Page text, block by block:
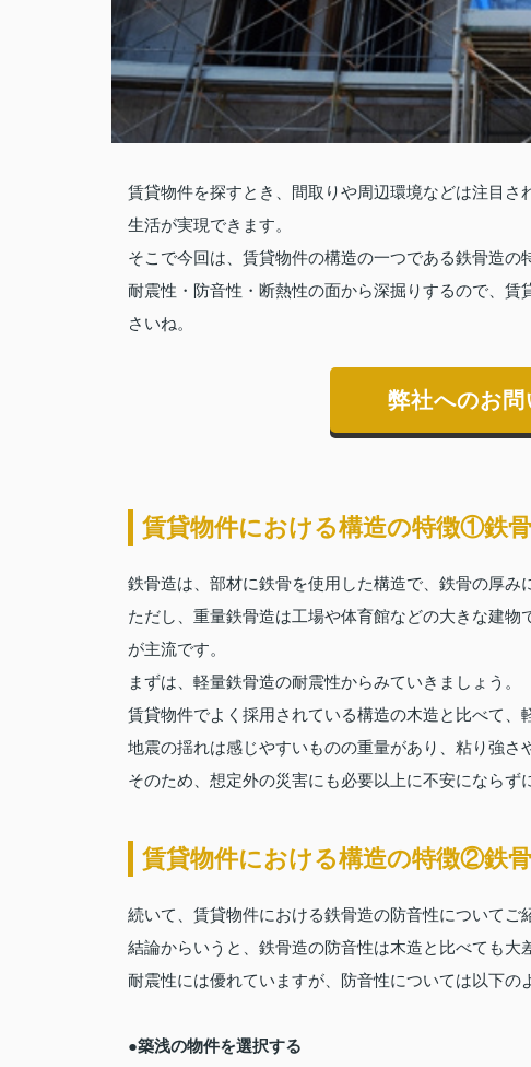
賃貸物件を探すとき、間取りや周辺環境などは注目
生活が実現できます。
そこで今回は、賃貸物件の構造の一つである鉄骨造の
耐震性・防音性・断熱性の面から深掘りするので、
さいね。
弊社へのお
賃貸物件における構造の特徴①鉄
鉄骨造は、部材に鉄骨を使用した構造で、鉄骨の厚み
ただし、重量鉄骨造は工場や体育館などの大きな建
が主流です。
まずは、軽量鉄骨造の耐震性からみていきましょう。
賃貸物件でよく採用されている構造の木造と比べて、
地震の揺れは感じやすいものの重量があり、粘り強さ
そのため、想定外の災害にも必要以上に不安にならず
賃貸物件における構造の特徴②鉄
続いて、賃貸物件における鉄骨造の防音性についてご
結論からいうと、鉄骨造の防音性は木造と比べても大
耐震性には優れていますが、防音性については以下の
●築浅の物件を選択する